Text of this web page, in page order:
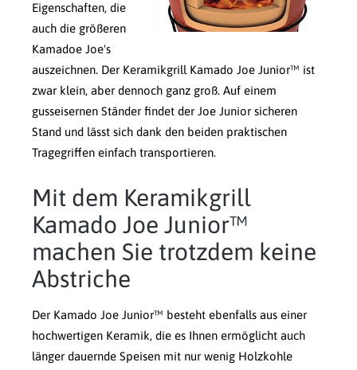
Eigenschaften, die
auch die größeren
Kamadoe Joe's
auszeichnen. Der Keramikgrill Kamado Joe Junior™ ist
zwar klein, aber dennoch ganz groß. Auf einem
gusseisernen Ständer findet der Joe Junior sicheren
Stand und lässt sich dank den beiden praktischen
Tragegriffen einfach transportieren.
Mit dem Keramikgrill
Kamado Joe Junior™
machen Sie trotzdem keine
Abstriche
Der Kamado Joe Junior™ besteht ebenfalls aus einer
hochwertigen Keramik, die es Ihnen ermöglicht auch
länger dauernde Speisen mit nur wenig Holzkohle